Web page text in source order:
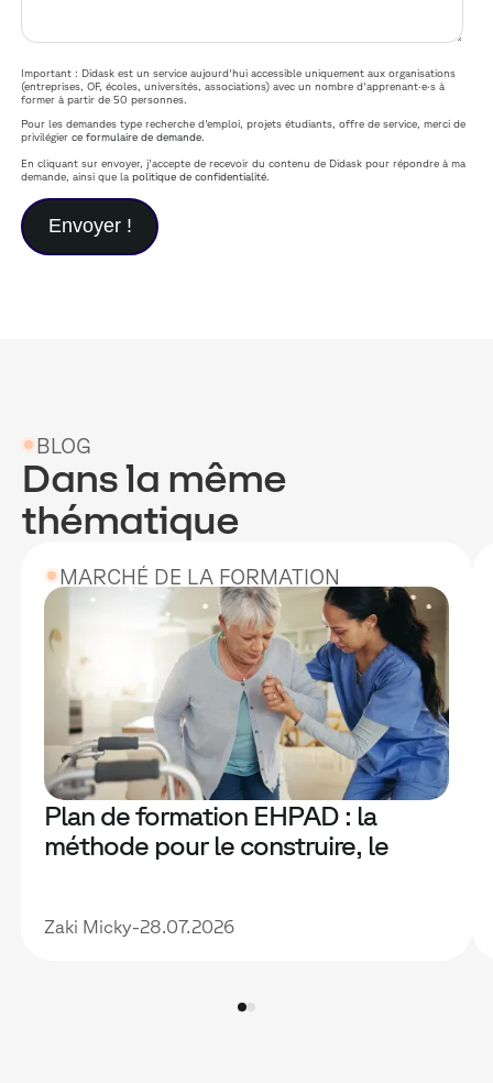
Important : Didask est un service aujourd'hui accessible uniquement aux organisations
(entreprises, OF, écoles, universités, associations) avec un nombre d'apprenant·e·s à
former à partir de 50 personnes.
Pour les demandes type recherche d'emploi, projets étudiants, offre de service, merci de
privilégierce formulaire de demande.
En cliquant sur envoyer, j'accepte de recevoir du contenu de Didask pour répondre à ma
demande, ainsi que lapolitique de confidentialité.
BLOG
Dans la même
thématique
MARCHÉ DE LA FORMATION
Plan de formation EHPAD : la
méthode pour le construire, le
Zaki Micky-28.07.2026